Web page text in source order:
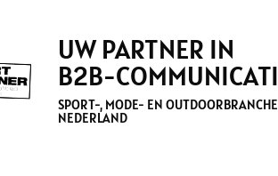
UW PARTNER IN
B2B-
SPORT-, MODE- EN
NEDERLAND